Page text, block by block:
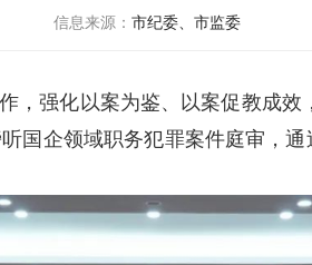
信息来源： 市纪委、市监委
，强化以案为鉴、以案促教成
国企领域职务犯罪案件庭审，